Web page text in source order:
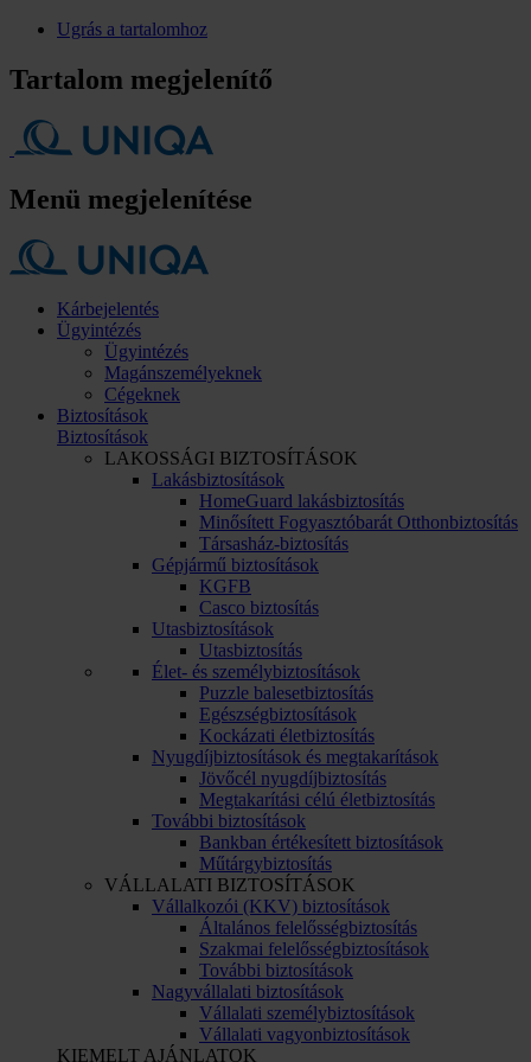
Ugrás a tartalomhoz
Tartalom megjelenítő
Menü megjelenítése
Kárbejelentés
Ügyintézés
Ügyintézés
Magánszemélyeknek
Cégeknek
Biztosítások
Biztosítások
LAKOSSÁGI BIZTOSÍTÁSOK
Lakásbiztosítások
HomeGuard lakásbiztosítás
Minősített Fogyasztóbarát Otthonbiztosítás
Társasház-biztosítás
Gépjármű biztosítások
KGFB
Casco biztosítás
Utasbiztosítások
Utasbiztosítás
Élet- és személybiztosítások
Puzzle balesetbiztosítás
Egészségbiztosítások
Kockázati életbiztosítás
Nyugdíjbiztosítások és megtakarítások
Jövőcél nyugdíjbiztosítás
Megtakarítási célú életbiztosítás
További biztosítások
Bankban értékesített biztosítások
Műtárgybiztosítás
VÁLLALATI BIZTOSÍTÁSOK
Vállalkozói (KKV) biztosítások
Általános felelősségbiztosítás
Szakmai felelősségbiztosítások
További biztosítások
Nagyvállalati biztosítások
Vállalati személybiztosítások
Vállalati vagyonbiztosítások
KIEMELT AJÁNLATOK